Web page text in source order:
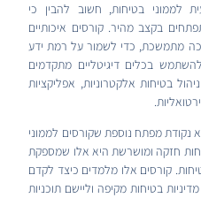
בטיחות, חשוב להבין כי
בקצב מהיר. קורסים איכותיים
מתמשכת, כדי לשמור על רמת ידע
בכלים דיגיטליים מתקדמים
בטיחות אלקטרוניות, אפליקציות
נקודת מפתח נוספת שקורסים לממוני
חזקה ומושרשת היא אלו שמספקת
קורסים אלו מלמדים כיצד לקדם
בטיחות מקיפה וליישם תוכניות